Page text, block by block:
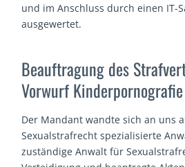
und im Anschluss durch einen IT-
ausgewertet.
Beauftragung des
Vorwurf Kinderpornografie
Der Mandant wandte sich an uns
Sexualstrafrecht spezialisierte
zuständige Anwalt für